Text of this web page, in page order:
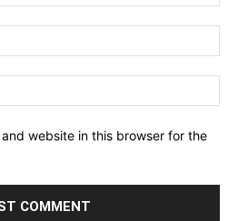
website in this browser for the